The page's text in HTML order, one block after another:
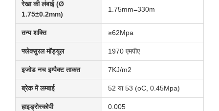
रेखा की लंबाई (Ø
1.75±0.2mm)
1.75mm=330m
तन्य शक्ति ≥62Mpa
फ्लेक्सुरल मॉड्यूल 1970 एमपीए
इजोड नच इम्पैक्ट ताकत 7KJ/m2
ब्रेक में लम्बाई 52 या 53 (oC, 0.45Mpa)
हाइड्रोस्कोपी 0.005